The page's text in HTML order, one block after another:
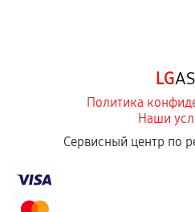
LG
Политика
Наши
Сервисный центр по